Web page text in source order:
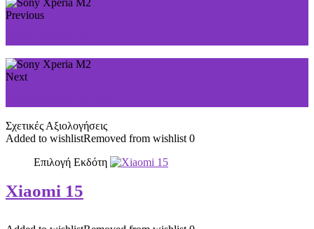
Previous
Next
Σχετικές Αξιολογήσεις
Added to wishlistRemoved from wishlist 0
Επιλογή Εκδότη
Xiaomi 15